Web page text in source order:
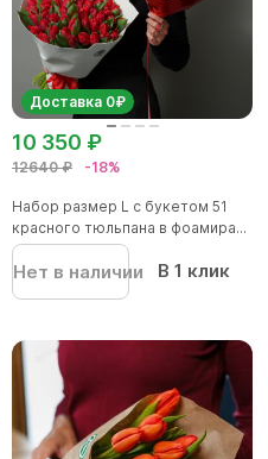
Доставка 0₽
12640 ₽ -18%
10 350 ₽
Набор размер L с букетом 51
красного тюльпана в фоамира...
Нет в наличии В 1 клик